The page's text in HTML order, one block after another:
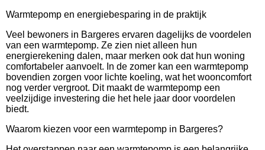
Warmtepomp en energiebesparing in de praktijk
Veel bewoners in Bargeres ervaren dagelijks de voordelen
van een warmtepomp. Ze zien niet alleen hun
energierekening dalen, maar merken ook dat hun woning
comfortabeler aanvoelt. In de zomer kan een warmtepomp
bovendien zorgen voor lichte koeling, wat het wooncomfort
nog verder vergroot. Dit maakt de warmtepomp een
veelzijdige investering die het hele jaar door voordelen
biedt.
Waarom kiezen voor een warmtepomp in Bargeres?